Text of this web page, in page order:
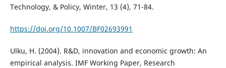
Technology, & Policy, Winter, 13 (4), 71-84.
https://doi.org/10.1007/BF02693991
Ulku, H. (2004). R&D, innovation and economic growth: An
empirical analysis. IMF Working Paper, Research